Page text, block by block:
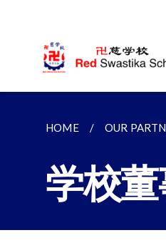
HOME OUR
学校董